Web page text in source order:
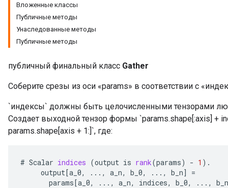
Вложенные классы
Публичные методы
Унаследованные методы
Публичные методы
публичный финальный класс Gather
Соберите срезы из оси «params» в соответствии с
`индексы` должны быть целочисленными тензорами
Создает выходной тензор формы `params.shape[:axis] +
params.shape[axis + 1:]`, где:
# Scalar indices (output is rank(params) - 1 ).
output[a_0, ..., a_n, b_0, ..., b_n]
=
params[a_0, ..., a_n, indices, b_0, ..., b_n